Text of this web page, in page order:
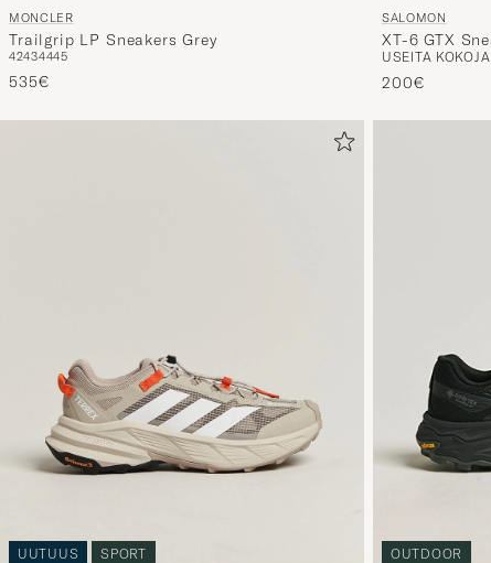
MONCLER
Trailgrip LP Sneakers Grey
42434445
535€
SALOMON
XT-6 GTX
Sage
USEITA
200€
UUTUUS SPORT OUTDOOR